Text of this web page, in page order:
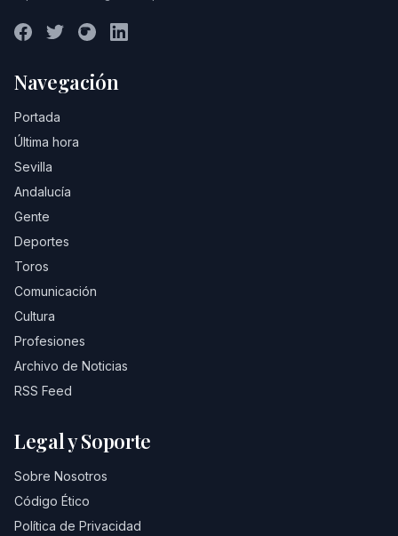
Navegación
Portada
Última hora
Sevilla
Andalucía
Gente
Deportes
Toros
Comunicación
Cultura
Profesiones
Archivo de Noticias
RSS Feed
Legal y Soporte
Sobre Nosotros
Código Ético
Política de Privacidad